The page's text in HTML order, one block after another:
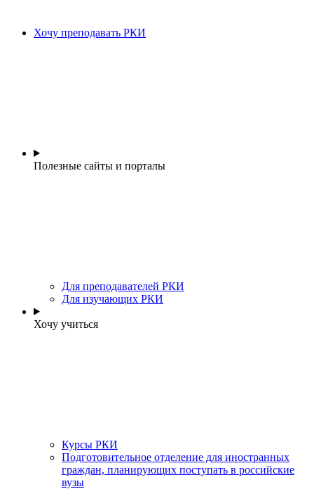
Хочу преподавать РКИ
Полезные сайты и порталы
Для преподавателей РКИ
Для изучающих РКИ
Хочу учиться
Курсы РКИ
Подготовительное отделение для иностранных
граждан, планирующих поступать в российские
вузы